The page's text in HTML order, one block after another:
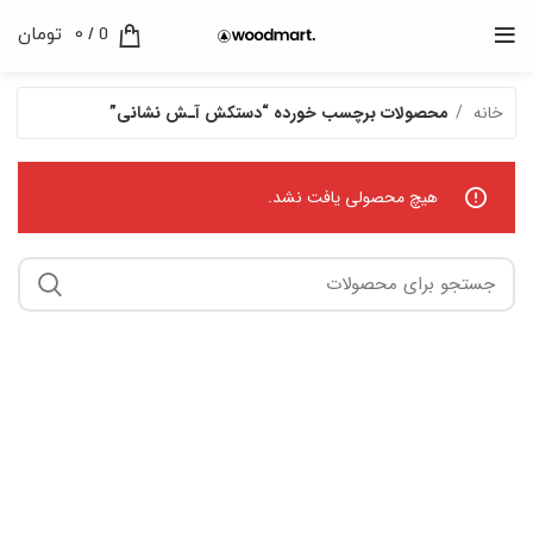
0
/
0 تومان
خانه محصولات برچسب خورده “دستکش آـش نشانی”
هیچ محصولی یافت نشد.